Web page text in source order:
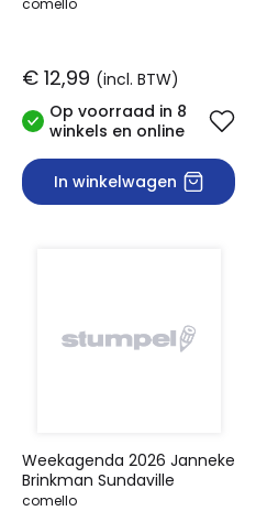
comello
€ 12,99 (incl. BTW)
Op voorraad in 8
winkels en online
In winkelwagen
Weekagenda 2026 Janneke
Brinkman Sundaville
comello